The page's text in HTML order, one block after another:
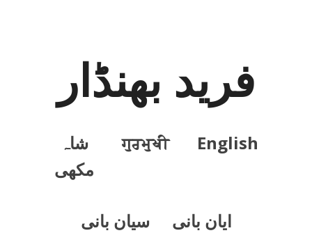
فرید بھنڈار
English
ਗੁਰਮੁਖੀ
شاہ
مکھی
ايان بانی سيان بانی